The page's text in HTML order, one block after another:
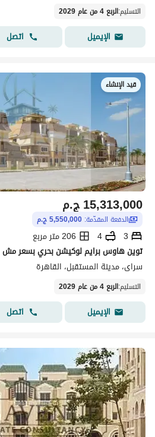
التسليم:الربع 4 من عام 2029
الإيميل اتصل
قيد الإنشاء
ج.م15,313,000
الدفعة المقدّمة: 5,550,000 ج.م
3
4
206 متر مربع
سراى، مدينة المستقبل، القاهرة
التسليم:الربع 4 من عام 2029
الإيميل اتصل